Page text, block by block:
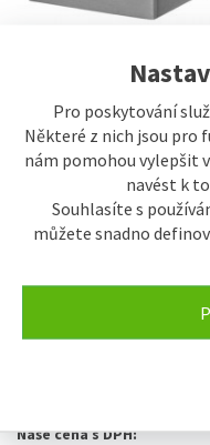
Pro poskytování
Některé z nich jsou pro
nám pomohou vylepšit
navést k
Souhlasíte s
můžete snadno
1.139 Kč
EAN:
Naše cena s DPH: